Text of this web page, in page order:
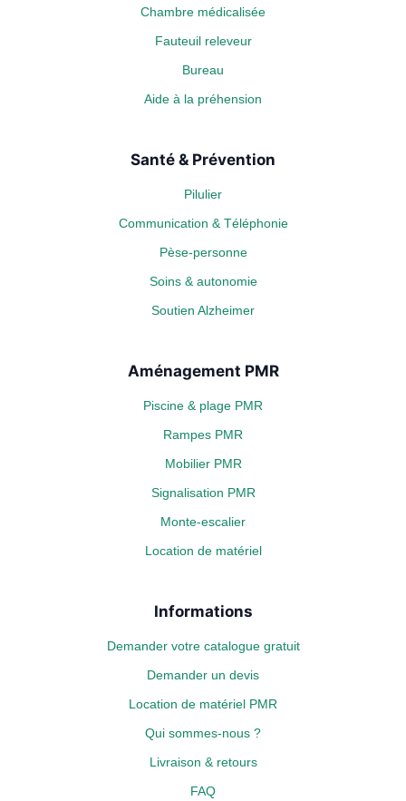
Chambre médicalisée
Fauteuil releveur
Bureau
Aide à la préhension
Santé & Prévention
Pilulier
Communication & Téléphonie
Pèse-personne
Soins & autonomie
Soutien Alzheimer
Aménagement PMR
Piscine & plage PMR
Rampes PMR
Mobilier PMR
Signalisation PMR
Monte-escalier
Location de matériel
Informations
Demander votre catalogue gratuit
Demander un devis
Location de matériel PMR
Qui sommes-nous ?
Livraison & retours
FAQ